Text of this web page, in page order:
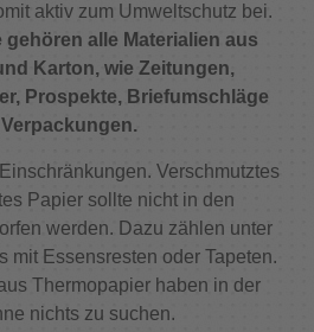
aktiv zum Umweltschutz bei.
gehören alle Materialien aus
Karton, wie Zeitungen,
Prospekte, Briefumschläge
Verschmutztes
Papier sollte nicht in den
werden. Dazu zählen unter
mit Essensresten oder Tapeten.
Thermopapier haben in der
nichts zu suchen.